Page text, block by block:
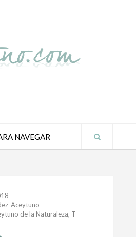
NAVEGAR
Aceytuno
de la Naturaleza, T